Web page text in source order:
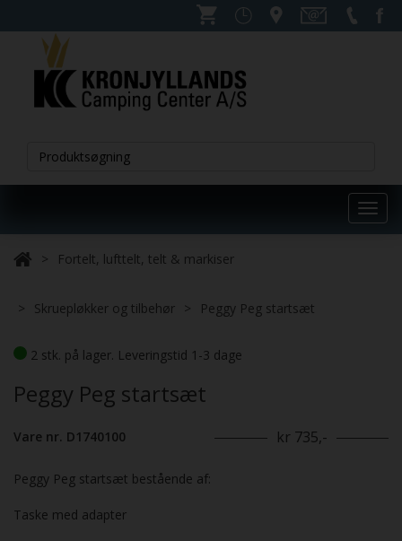
Fortelt, lufttelt, telt & markiser
Skruepløkker og tilbehør Peggy Peg startsæt
2 stk. på lager. Leveringstid 1-3 dage
Peggy Peg startsæt
Vare nr. D1740100 kr 735,-
Peggy Peg startsæt bestående af:
Taske med adapter